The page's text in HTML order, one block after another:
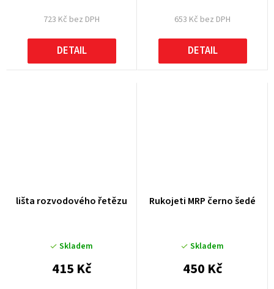
723 Kč bez DPH
DETAIL
653 Kč bez DPH
DETAIL
lišta rozvodového řetězu
Skladem
415 Kč
Rukojeti MRP černo šedé
Skladem
450 Kč